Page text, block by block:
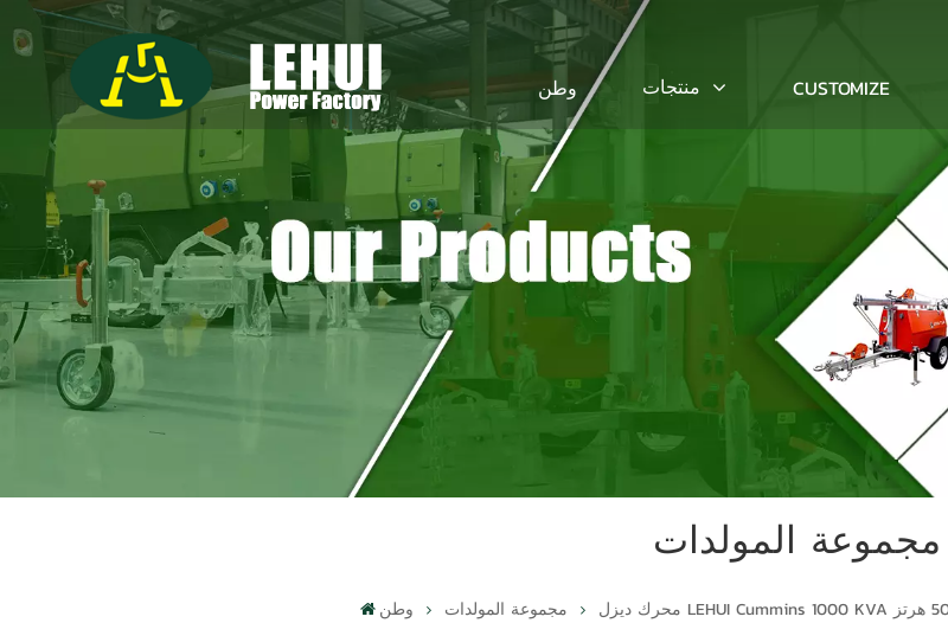
وطن CUSTOMIZE
مجموعة المولدات
وطن مجموعة المولدات